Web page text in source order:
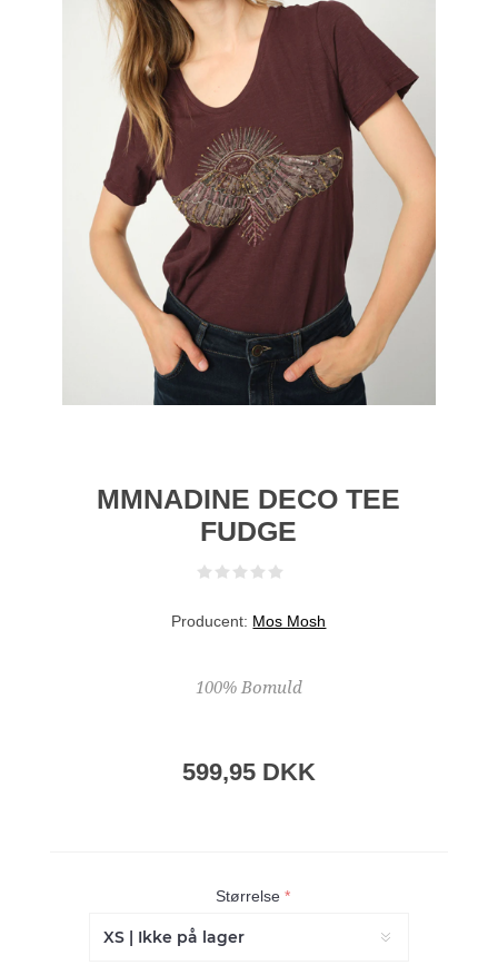
MMNADINE DECO TEE
FUDGE
Producent: Mos Mosh
100% Bomuld
599,95 DKK
Størrelse*